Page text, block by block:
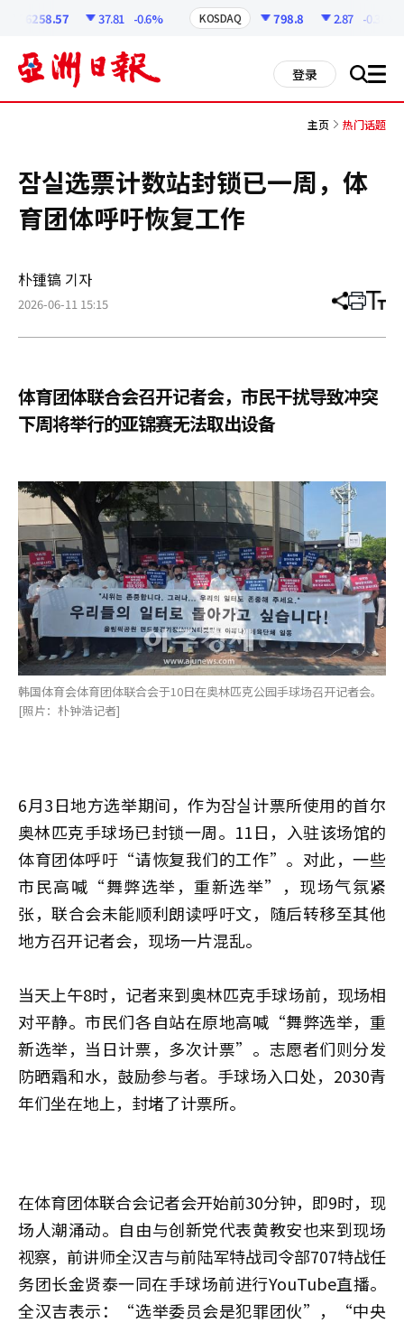
6258.57 37.81 -0.6% KOSDAQ 798.8 2.87 -0.36%
登录 搜 all
主页 热门话题
잠실选票计数站封锁已一周，体
育团体呼吁恢复工作
朴锺镐 기자
2026-06-11 15:15 分
章
打 调
小
体育团体联合会召开记者会，市民干扰导致冲突
下周将举行的亚锦赛无法取出设备
韩国体育会体育团体联合会于10日在奥林匹克公园手球场召开记者会。
[照片：朴钟浩记者]
6月3日地方选举期间，作为잠실计票所使用的首尔
奥林匹克手球场已封锁一周。11日，入驻该场馆的
体育团体呼吁“请恢复我们的工作”。对此，一些
市民高喊“舞弊选举，重新选举”，现场气氛紧
张，联合会未能顺利朗读呼吁文，随后转移至其他
地方召开记者会，现场一片混乱。
当天上午8时，记者来到奥林匹克手球场前，现场相
对平静。市民们各自站在原地高喊“舞弊选举，重
新选举，当日计票，多次计票”。志愿者们则分发
防晒霜和水，鼓励参与者。手球场入口处，2030青
年们坐在地上，封堵了计票所。
在体育团体联合会记者会开始前30分钟，即9时，现
场人潮涌动。自由与创新党代表黄教安也来到现场
视察，前讲师全汉吉与前陆军特战司令部707特战任
务团长金贤泰一同在手球场前进行YouTube直播。
全汉吉表示：“选举委员会是犯罪团伙”，“中央